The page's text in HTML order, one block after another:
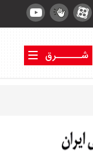
شــــــرق